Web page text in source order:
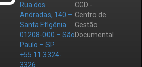
Rua dos
Andradas, 140 –
Santa Efigênia
01208-000 – São
Paulo – SP
+55 11 3324-
3326
CGD -
Centro de
Gestão
Documental